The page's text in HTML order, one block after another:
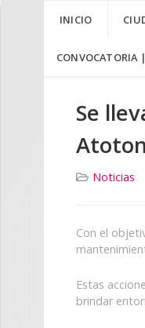
INICIO
CONVOCATORIA
Se
Noticias
Con el
Estas
brindar